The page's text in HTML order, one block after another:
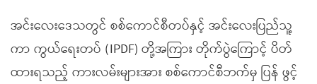
အင်းလေးဒေသတွင် စစ်ကောင်စီတပ်နှင့် အင်းလေးပြည်သူ့
ကာ ကွယ်ရေးတပ် (IPDF) တို့အကြား တိုက်ပွဲကြောင့် ပိတ်
ထားရသည့် ကားလမ်းများအား စစ်ကောင်စီဘက်မှ ပြန် ဖွင့်